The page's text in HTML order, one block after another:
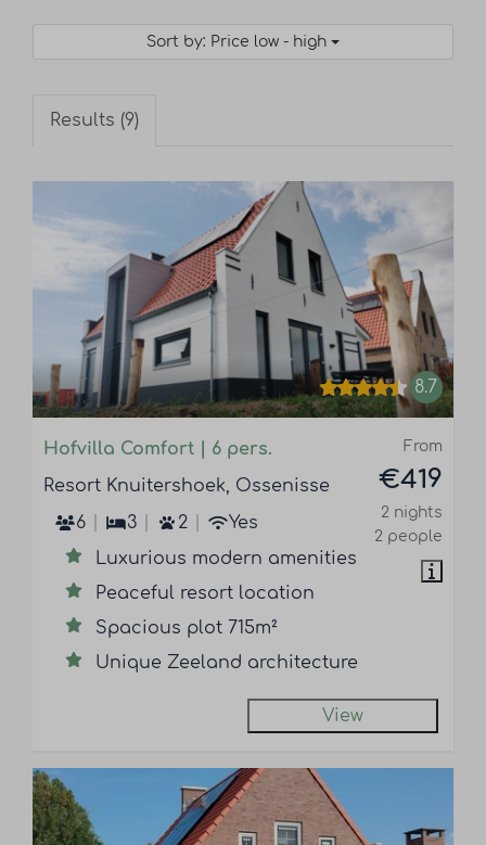
Sort by: Price low - high
Results (9)
8.7
From
€419
2 nights
2 people
Hofvilla Comfort | 6 pers.
Resort Knuitershoek, Ossenisse
6
3 2
Yes
Luxurious modern amenities
Peaceful resort location
Spacious plot 715m²
Unique Zeeland architecture
View